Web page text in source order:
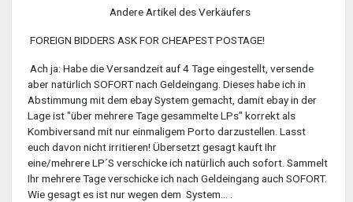
Andere Artikel des Verkäufers
FOREIGN BIDDERS ASK FOR CHEAPEST POSTAGE!
Ach ja: Habe die Versandzeit auf 4 Tage eingestellt, versende
aber natürlich SOFORT nach Geldeingang. Dieses habe ich in
Abstimmung mit dem ebay System gemacht, damit ebay in der
Lage ist "über mehrere Tage gesammelte LPs" korrekt als
Kombiversand mit nur einmaligem Porto darzustellen. Lasst
euch davon nicht irritieren! Übersetzt gesagt kauft Ihr
eine/mehrere LP´S verschicke ich natürlich auch sofort. Sammelt
Ihr mehrere Tage verschicke ich nach Geldeingang auch SOFORT.
Wie gesagt es ist nur wegen dem System... .